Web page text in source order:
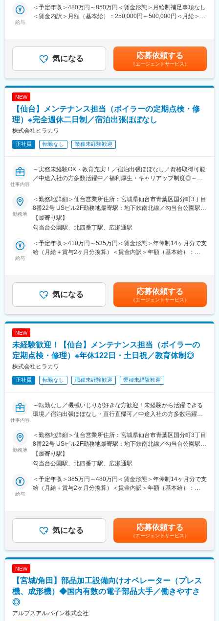
20～60代までの幅広い年代のメンバーが協力し合いながら業務に
取り組んでいます。
高い品質のクルマづくりを実現するためには、ハイレベルな生産
準備が必要です。メンバーと協力しながら、高品質・低コストで
そこで生産された車が街を走っているシーンを目にすると、大き
変更の範囲：会社の定める業務
処理設備・再生可能エネルギー設備などの提案を担当いただきま
す。
び新潟県の東北電力のみ）における営業をお任せします。地方自
治体、電力会社、代理店等に対し、発電設備／送変電設備／水処
・官公庁、サブコン、民間企業に対し、受変電設備や発電設備な
どのインフラ電気設備の営業
・技術担当部門、工事担当部門、メンテナンスを担当する関連企
入、納入後のサポートまで対応
当社は、創業から約120年以上、インフラを支える重電メーカー
として、発変電設備、太陽光発電、スマートグリッド、電気自動
い事業を展開しています。
連結社員数約10000人・連結売上約3000億円を誇る、東証プライ
ム上場の重電メーカーです。
インフラを支える企業として、お客様や社会の期待に応え続ける
ために、社員一人ひとりが互いの個性を尊重し合い、受け入れる
例えば、PCログや入退室履歴での労働時間管理や、育休、介護休
暇等も法定基準より手厚く、充実しております。
また、総合職の場合は、3種類の勤務区分（国内・海外転勤、国内
いずれも、管理職や上級職へのキャリアパスがあり、働き方やラ
できます。
変更の範囲：会社の定める業務
給与
＜予定年収＞480万円～850万円＜賃金形態＞月給制補足事項なし
＜賃金内訳＞月額（基本給）：250,000円～500,000円＜月給＞
年2回（6月、12月）※業績による賃金はあくまでも目安の金額で
あり、選考を通じて上下する可能性があります。月給(月額)は固定
手当を含めた表記です。
気になる 応募依頼する
（エージェントサービス）
NEW
【仙台】メンテナンス担当（ボイラーの定期点検・修
理）※完全週休二日制／宿泊出張ほぼなし
株式会社ヒラカワ
正社員 転勤なし 業種未経験歓迎
仕事内容
～実務未経験OK・教育充実！／宿泊出張ほぼなし／資格取得可能
／中途入社の方多数活躍中／福利厚生・キャリアップ制度◎～
あなたが点検・修理するのは「ボイラー」や「温水ヒーター」。
これらは、病院・ホテル・スーパー銭湯・食品工場・ビルの冷暖
房など、私たちの生活に欠かせない場所で使われています。
■職務内容：
・点検・修理・部品交換：1日で1~2件の現場対応
・報告書の作成
※修理では部品交換の提案も行って頂きます。
点検業務など一部の作業を覚えるのが半年程度になります。半年
■組織構成：
■組織構成
で構成されています。
■取り扱い製品：
熱や圧力を利用して製品を作る食品製造・ダンボール製造などの
各種工場、滅菌や殺菌を必要とする病院等で使用されておりま
す。
（2）温水ヒータ：大量のお湯を使用するスーパー銭湯やスポーツ
用されております。
・夜勤：就業時間外に故障などで緊急対応が発生する場合はあり
ますが、コールセンターを別会社に委託しているため、月に数回
・休日出勤：繁忙期は10月～2月の秋冬シーズンです。お客様の
■本求人の魅力・特徴：
る！
勤務地
＜勤務地詳細＞仙台営業所住所：宮城県仙台市青葉区国分町3丁目
8番22号 USビル2F勤務地最寄駅：地下鉄南北線／勾当台公園駅受
動喫煙対策：屋内全面禁煙変更の範囲：会社の定める事業所
【最寄り駅】
勾当台公園駅、北四番丁駅、広瀬通駅
給与
＜予定年収＞410万円～535万円＜賃金形態＞年俸制14ヶ月分で支
給（月給＋賞与2ヶ月分換算）＜賃金内訳＞年額（基本給）：
■決算賞与あり■平均年収：業績賞与込/残業代は別途支給主任（係
員から6年程度/最短3年）460万円係長（主任から6年程度/最短3
年）540万円課長（係長から3年程度/最短3年）670万円賃金はあ
くまでも目安の金額であり、選考を通じて上下する可能性があり
ます。月給(月額)は固定手当を含めた表記です。
気になる 応募依頼する
（エージェントサービス）
NEW
未経験歓迎！【仙台】メンテナンス担当（ボイラーの
定期点検・修理）※年休122日・土日祝／教育体制◎
株式会社ヒラカワ
正社員 転勤なし 職種未経験歓迎 業種未経験歓迎
仕事内容
～転勤なし／機械いじりが好きな方歓迎！未経験から活躍できる
環境／宿泊出張ほぼなし・直行直帰可／中途入社の方多数活躍中
■業務概要
ボイラーや温水ヒーターの点検・修理を通じて、お客様の安心を
守る仕事です。
病院・ホテル・スーパー銭湯・食品工場・ビルの冷暖房など、生
活に欠かせない設備を支える重要な役割です。
いです。
・報告書作成や部品手配などの事務処理
※点検業務など一部の作業を覚えるのが半年程度になります。半年
■組織構成
営業所長1名、営業1名、メンテナンス3名、営業事務1名の計6名
外）、山形
勤務地
＜勤務地詳細＞仙台営業所住所：宮城県仙台市青葉区国分町3丁目
8番22号 USビル2F勤務地最寄駅：地下鉄南北線／勾当台公園駅受
動喫煙対策：屋内全面禁煙変更の範囲：会社の定める事業所
【最寄り駅】
勾当台公園駅、北四番丁駅、広瀬通駅
給与
＜予定年収＞385万円～480万円＜賃金形態＞年俸制14ヶ月分で支
給（月給＋賞与2ヶ月分換算）＜賃金内訳＞年額（基本給）：
■決算賞与あり■平均年収：業績賞与込/残業代は別途支給主任（係
員から6年程度/最短3年）460万円係長（主任から6年程度/最短3
年）540万円課長（係長から3年程度/最短3年）670万円賃金はあ
くまでも目安の金額であり、選考を通じて上下する可能性があり
ます。月給(月額)は固定手当を含めた表記です。
気になる 応募依頼する
（エージェントサービス）
NEW
【宮城/角田】部品加工設備向けオペレーター（プレス
機、成形機）◆国内有数の電子部品大手／働きやすさ
◎
アルプスアルパイン株式会社